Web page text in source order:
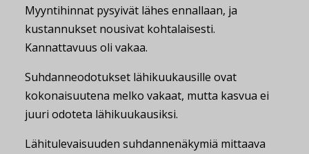
Myyntihinnat pysyivät lähes ennallaan, ja
kustannukset nousivat kohtalaisesti.
Kannattavuus oli vakaa.
Suhdanneodotukset lähikuukausille ovat
kokonaisuutena melko vakaat, mutta kasvua ei
juuri odoteta lähikuukausiksi.
Lähitulevaisuuden suhdannenäkymiä mittaava